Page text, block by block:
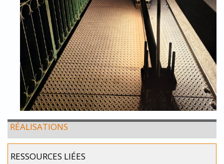
RÉALISATIONS
RESSOURCES LIÉES